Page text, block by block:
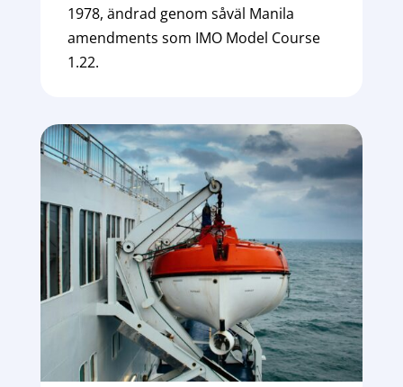
1978, ändrad genom såväl Manila
amendments som IMO Model Course
1.22.